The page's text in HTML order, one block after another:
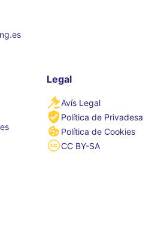
Legal
Avís Legal
Política de Privadesa
Política de Cookies
CC BY-SA